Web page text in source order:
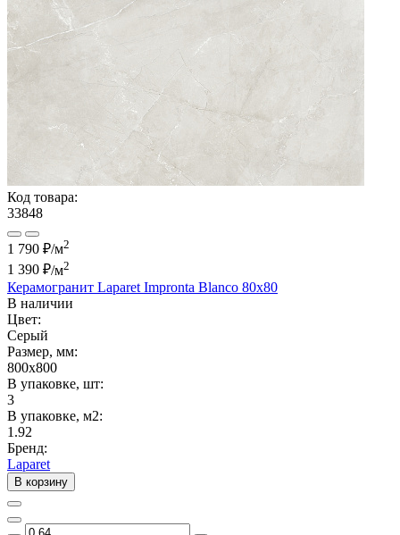
Код товара:
33848
1 790 ₽/м2
1 390 ₽/м2
Керамогранит Laparet Impronta Blanco 80х80
В наличии
Цвет:
Серый
Размер, мм:
800x800
В упаковке, шт:
3
В упаковке, м2:
1.92
Бренд:
Laparet
В корзину